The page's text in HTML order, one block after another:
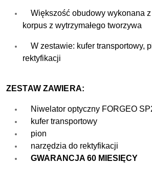
Większość obudowy wykonana
korpus z wytrzymałego tworzywa
W zestawie: kufer transportowy,
rektyfikacji
ZESTAW ZAWIERA:
Niwelator optyczny FORGEO
kufer transportowy
pion
narzędzia do rektyfikacji
GWARANCJA 60 MIESIĘCY